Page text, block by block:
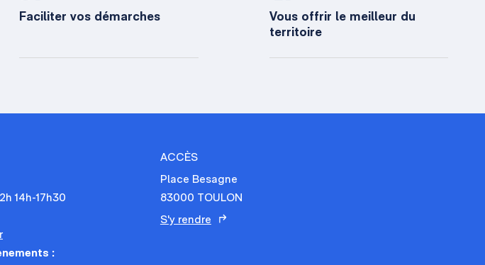
Faciliter vos démarches
Vous offrir le meilleur du
territoire
14h-17h30
:
ACCÈS
Place Besagne
83000 TOULON
S'y rendre